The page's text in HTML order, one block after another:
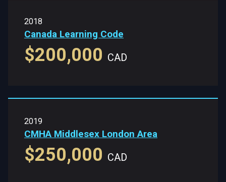
2018
Canada Learning Code
$200,000 CAD
2019
CMHA Middlesex London Area
$250,000 CAD